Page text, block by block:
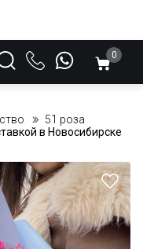
0
51 роза
в Новосибирске